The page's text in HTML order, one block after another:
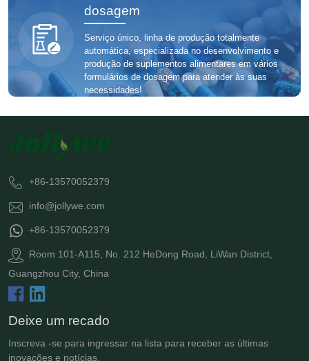
dosagem
Serviço único, linha de produção totalmente
automática, especializada no desenvolvimento e
produção de suplementos alimentares em vários
formulários de dosagem para atender às suas
necessidades!
+86-13570052379
info@jollywe.com
+86-13570052379
Room 101-A115, No. 212 HeDong Road, LiWan District,
Guangzhou City, China
Deixe um recado
Inscreva -se para ingressar na lista para receber as últimas
inovações e notícias.